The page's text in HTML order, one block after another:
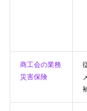
商工会の業務
災害保険